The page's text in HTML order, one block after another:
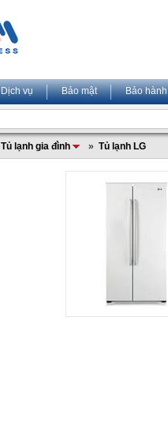
Dịch vụ Bảo mật Bảo hành
Tủ lạnh gia đình » Tủ lạnh LG